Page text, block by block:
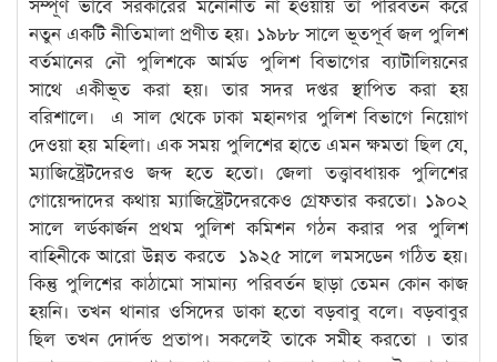
সম্পূর্ণ ভাবে সরকারের মনোনীত না হওয়ায় তা পরিবর্তন করে
নতুন একটি নীতিমালা প্রণীত হয়। ১৯৮৮ সালে ভূতপূর্ব জল পুলিশ
বর্তমানের নৌ পুলিশকে আর্মড পুলিশ বিভাগের ব্যাটালিয়নের
সাথে একীভূত করা হয়। তার সদর দপ্তর স্থাপিত করা হয়
বরিশালে। এ সাল থেকে ঢাকা মহানগর পুলিশ বিভাগে নিয়োগ
দেওয়া হয় মহিলা। এক সময় পুলিশের হাতে এমন ক্ষমতা ছিল যে,
ম্যাজিষ্ট্রেটদেরও জব্দ হতে হতো। জেলা তত্ত্বাবধায়ক পুলিশের
গোয়েন্দাদের কথায় ম্যাজিষ্ট্রেটদেরকেও গ্রেফতার করতো। ১৯০২
সালে লর্ডকার্জন প্রথম পুলিশ কমিশন গঠন করার পর পুলিশ
বাহিনীকে আরো উন্নত করতে ১৯২৫ সালে লমসডেন গঠিত হয়।
কিন্তু পুলিশের কাঠামো সামান্য পরিবর্তন ছাড়া তেমন কোন কাজ
হয়নি। তখন থানার ওসিদের ডাকা হতো বড়বাবু বলে। বড়বাবুর
ছিল তখন দোর্দন্ড প্রতাপ। সকলেই তাকে সমীহ করতো । তার